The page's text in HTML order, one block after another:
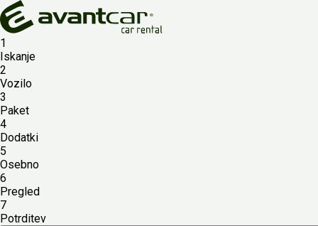
1
Iskanje
2
Vozilo
3
Paket
4
Dodatki
5
Osebno
6
Pregled
7
Potrditev